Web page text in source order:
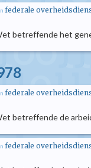
federale
betreffende het
federale
betreffende de
federale